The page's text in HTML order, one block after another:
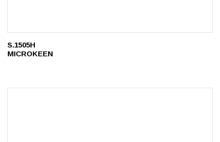
S.1505H
MICROKEEN